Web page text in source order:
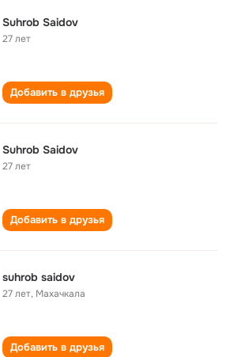
Suhrob Saidov
27 лет
Добавить в друзья
Suhrob Saidov
27 лет
Добавить в друзья
suhrob saidov
27 лет, Махачкала
Добавить в друзья